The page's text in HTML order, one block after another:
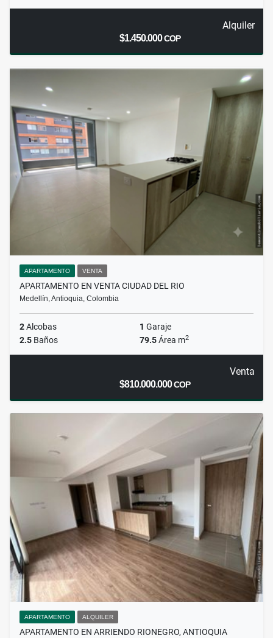
Alquiler
$1.450.000COP
APARTAMENTO VENTA
APARTAMENTO EN VENTA CIUDAD DEL RIO
Medellín, Antioquia, Colombia
2Alcobas 1 Garaje
2.5 Baños 79.5Área m2
Venta
$810.000.000COP
APARTAMENTO ALQUILER
APARTAMENTO EN ARRIENDO RIONEGRO, ANTIOQUIA